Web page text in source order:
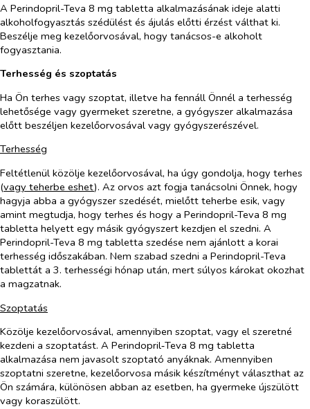
A Perindopril-Teva 8 mg tabletta alkalmazásának ideje alatti
alkoholfogyasztás szédülést és ájulás előtti érzést válthat ki.
Beszélje meg kezelőorvosával, hogy tanácsos-e alkoholt
fogyasztania.
Terhesség és szoptatás
Ha Ön terhes vagy szoptat, illetve ha fennáll Önnél a terhesség
lehetősége vagy gyermeket szeretne, a gyógyszer alkalmazása
előtt beszéljen kezelőorvosával vagy gyógyszerészével.
Terhesség
Feltétlenül közölje kezelőorvosával, ha úgy gondolja, hogy terhes
(vagy teherbe eshet). Az orvos azt fogja tanácsolni Önnek, hogy
hagyja abba a gyógyszer szedését, mielőtt teherbe esik, vagy
amint megtudja, hogy terhes és hogy a Perindopril-Teva 8 mg
tabletta helyett egy másik gyógyszert kezdjen el szedni. A
Perindopril-Teva 8 mg tabletta szedése nem ajánlott a korai
terhesség időszakában. Nem szabad szedni a Perindopril-Teva
tablettát a 3. terhességi hónap után, mert súlyos károkat okozhat
a magzatnak.
Szoptatás
Közölje kezelőorvosával, amennyiben szoptat, vagy el szeretné
kezdeni a szoptatást. A Perindopril‑Teva 8 mg tabletta
alkalmazása nem javasolt szoptató anyáknak. Amennyiben
szoptatni szeretne, kezelőorvosa másik készítményt választhat az
Ön számára, különösen abban az esetben, ha gyermeke újszülött
vagy koraszülött.